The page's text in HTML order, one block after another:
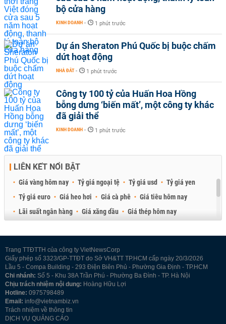
bộ cửa hàng
KINH DOANH - 1 phút trước
Dự án Sheraton Phú Quốc bị buộc chấm
dứt hoạt động
NHÀ ĐẤT - 1 phút trước
Công ty 100 tỷ của Huấn Hoa Hồng
bỗng dưng ‘biến mất’, một công ty khác
đã giải thể
KINH DOANH - 1 phút trước
LIÊN KẾT NỔI BẬT
Giá vàng hôm nay Tỷ giá ngoại tệ Tỷ giá usd
Tỷ giá yen
Tỷ giá euro
Giá heo hơi Giá cà phê
Giá tiêu hôm nay
Lãi suất ngân hàng
Giá xăng dầu
Giá thép hôm nay
Trang TTĐTTH của công ty VietNewsCorp
Giấy phép số 3323/GP-TTĐT do Sở VH&TT TP.HCM cấp ngày 20/3/2026
Lầu 5 - Compa Building - 293 Điện Biên Phủ - Phường Gia Định - TP.HCM
Chi nhánh: Số 5 - Khu 38A Trần Phú - Phường Ba Đình - TP. Hà Nội
Chịu trách nhiệm nội dung: Hoàng Hữu Lợi
Hotline: 0975798489
Email: info@vietnambiz.vn
Trách nhiệm về thông tin
DỊCH VỤ QUẢNG CÁO